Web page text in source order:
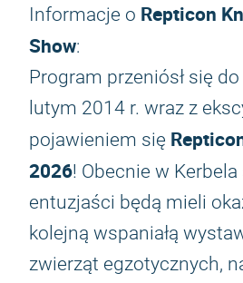
Informacje o Repticon
Show:
Program przeniósł się
lutym 2014 r. wraz z
pojawieniem się
2026! Obecnie w
entuzjaści będą mieli
kolejną wspaniałą
zwierząt egzotycznych,